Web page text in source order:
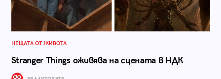
НЕЩАТА ОТ ЖИВОТА
Stranger Things оживява на сцената в НДК